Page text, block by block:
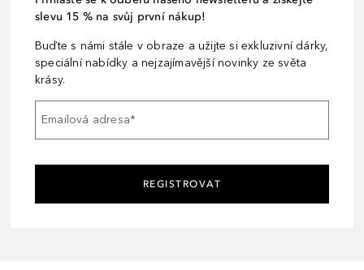
slevu 15 % na svůj první nákup!
Buďte s námi stále v obraze a užijte si exkluzivní dárky,
speciální nabídky a nejzajímavější novinky ze světa
krásy.
Emailová adresa*
REGISTROVAT